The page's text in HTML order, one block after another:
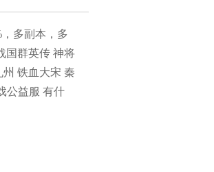
多副本，多
国群英传 神将
铁血大宋 秦
公益服 有什